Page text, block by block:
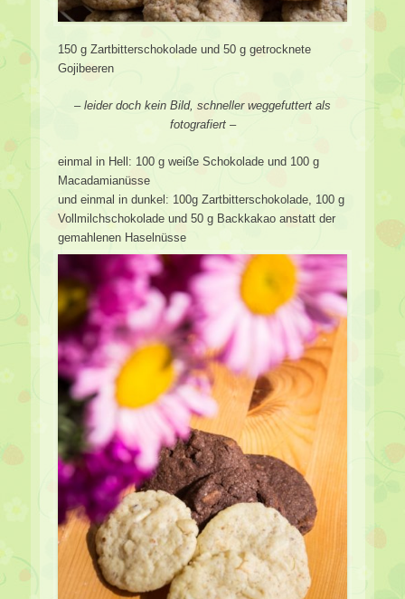
150 g Zartbitterschokolade und 50 g getrocknete
Gojibeeren
– leider doch kein Bild, schneller weggefuttert als
fotografiert –
einmal in Hell: 100 g weiße Schokolade und 100 g
Macadamianüsse
und einmal in dunkel: 100g Zartbitterschokolade, 100 g
Vollmilchschokolade und 50 g Backkakao anstatt der
gemahlenen Haselnüsse